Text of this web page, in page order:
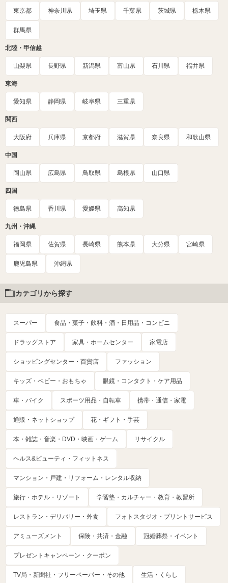
東京都 神奈川県 埼玉県 千葉県 茨城県 栃木県
群馬県
北陸・甲信越
山梨県 長野県 新潟県 富山県 石川県 福井県
東海
愛知県 静岡県 岐阜県 三重県
関西
大阪府 兵庫県 京都府 滋賀県 奈良県 和歌山県
中国
岡山県 広島県 鳥取県 島根県 山口県
四国
徳島県 香川県 愛媛県 高知県
九州・沖縄
福岡県 佐賀県 長崎県 熊本県 大分県 宮崎県
鹿児島県 沖縄県
カテゴリから探す
スーパー 食品・菓子・飲料・酒・日用品・コンビニ
ドラッグストア 家具・ホームセンター 家電店
ショッピングセンター・百貨店 ファッション
キッズ・ベビー・おもちゃ 眼鏡・コンタクト・ケア用品
車・バイク スポーツ用品・自転車 携帯・通信・家電
通販・ネットショップ 花・ギフト・手芸
本・雑誌・音楽・DVD・映画・ゲーム リサイクル
ヘルス&ビューティ・フィットネス
マンション・戸建・リフォーム・レンタル収納
旅行・ホテル・リゾート 学習塾・カルチャー・教育・教習所
レストラン・デリバリー・外食 フォトスタジオ・プリントサービス
アミューズメント 保険・共済・金融 冠婚葬祭・イベント
プレゼントキャンペーン・クーポン
TV局・新聞社・フリーペーパー・その他 生活・くらし